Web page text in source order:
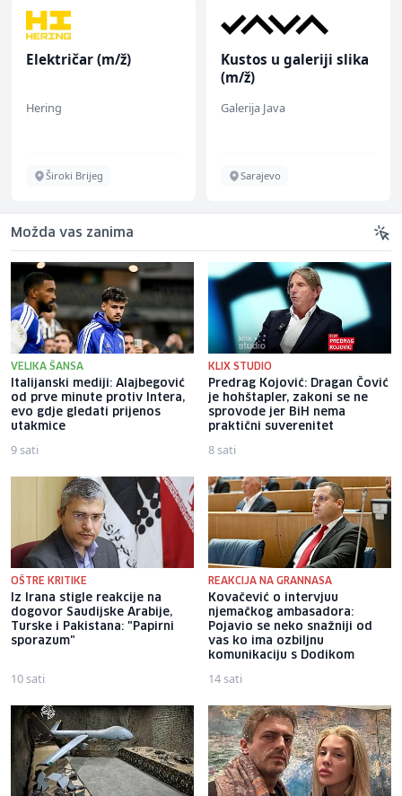
Električar (m/ž)
Hering
Široki Brijeg
Kustos u galeriji slika
(m/ž)
Galerija Java
Sarajevo
Možda vas zanima
VELIKA ŠANSA
Italijanski mediji: Alajbegović
od prve minute protiv Intera,
evo gdje gledati prijenos
utakmice
9 sati
KLIX STUDIO
Predrag Kojović: Dragan Čović
je hohštapler, zakoni se ne
sprovode jer BiH nema
praktični suverenitet
8 sati
OŠTRE KRITIKE
Iz Irana stigle reakcije na
dogovor Saudijske Arabije,
Turske i Pakistana: "Papirni
sporazum"
10 sati
REAKCIJA NA GRANNASA
Kovačević o intervjuu
njemačkog ambasadora:
Pojavio se neko snažniji od
vas ko ima ozbiljnu
komunikaciju s Dodikom
14 sati